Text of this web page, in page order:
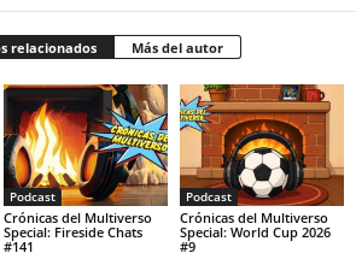
relacionados Más del autor
Podcast
Crónicas del Multiverso
Special: Fireside Chats
#141
Podcast
Crónicas del Multiverso
Special: World Cup 2026
#9